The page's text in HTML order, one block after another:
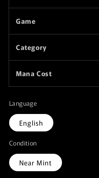
Game
Category
Mana Cost
Language
English
Condition
Near Mint